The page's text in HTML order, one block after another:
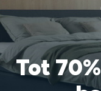
Tot